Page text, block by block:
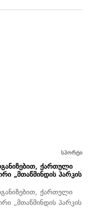
სპორტი
ქართული
„მთაწმინდის პარკის
ქართული
„მთაწმინდის პარკის